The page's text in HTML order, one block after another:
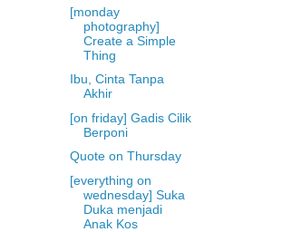
[monday
photography]
Create a Simple
Thing
Ibu, Cinta Tanpa
Akhir
[on friday] Gadis Cilik
Berponi
Quote on Thursday
[everything on
wednesday] Suka
Duka menjadi
Anak Kos